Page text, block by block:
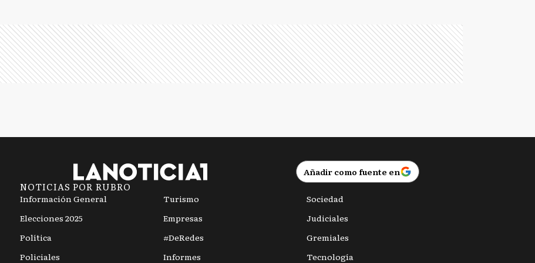
Añadir como fuente en
NOTICIAS POR RUBRO
Información General
Elecciones 2025
Política
Policiales
Turismo
Empresas
#DeRedes
Informes
Sociedad
Judiciales
Gremiales
Tecnología